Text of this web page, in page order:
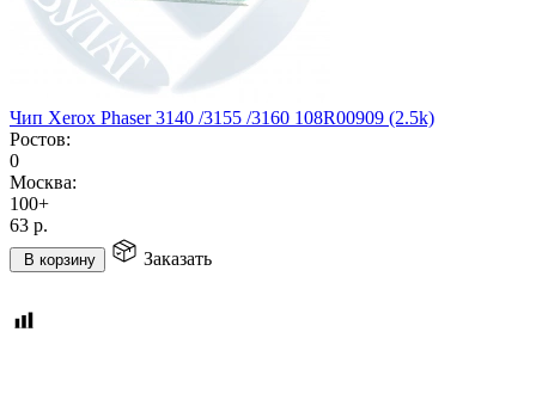
Чип Xerox Phaser 3140 /3155 /3160 108R00909 (2.5k)
Ростов:
0
Москва:
100+
63 р.
В корзину Заказать